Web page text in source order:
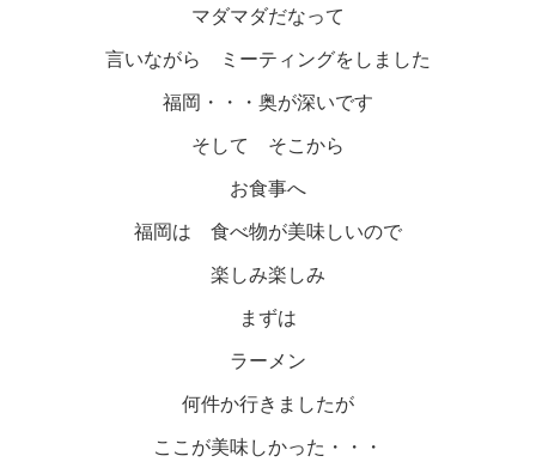
マダマダだなって
言いながら ミーティングをしました
福岡・・・奥が深いです
そして そこから
お食事へ
福岡は 食べ物が美味しいので
楽しみ楽しみ
まずは
ラーメン
何件か行きましたが
ここが美味しかった・・・